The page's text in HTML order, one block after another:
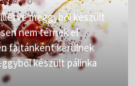
meggyből készült
nem térnek el
fajtánként kerülnek
készült pálinka